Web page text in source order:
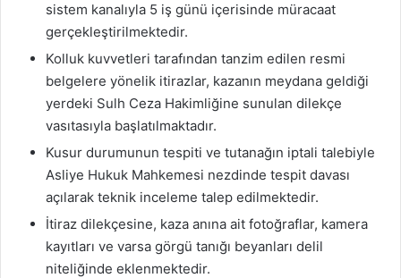
sistem kanalıyla 5 iş günü içerisinde müracaat
gerçekleştirilmektedir.
Kolluk kuvvetleri tarafından tanzim edilen resmi
belgelere yönelik itirazlar, kazanın meydana geldiği
yerdeki Sulh Ceza Hakimliğine sunulan dilekçe
vasıtasıyla başlatılmaktadır.
Kusur durumunun tespiti ve tutanağın iptali talebiyle
Asliye Hukuk Mahkemesi nezdinde tespit davası
açılarak teknik inceleme talep edilmektedir.
İtiraz dilekçesine, kaza anına ait fotoğraflar, kamera
kayıtları ve varsa görgü tanığı beyanları delil
niteliğinde eklenmektedir.